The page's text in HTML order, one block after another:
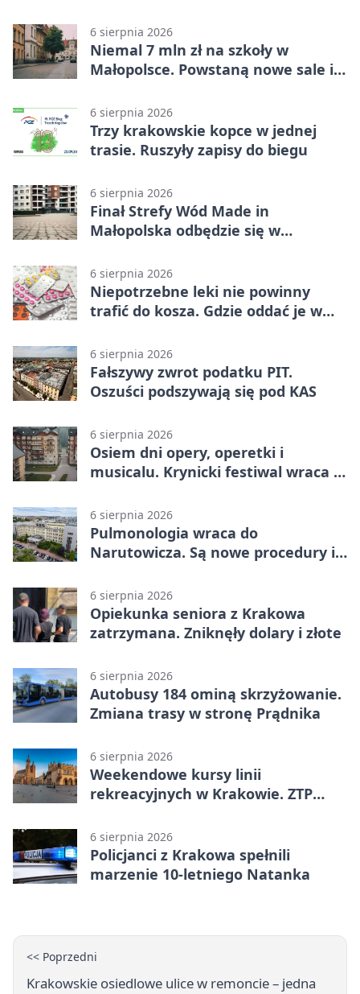
6 sierpnia 2026
Niemal 7 mln zł na szkoły w
Małopolsce. Powstaną nowe sale i
6 sierpnia 2026
Trzy krakowskie kopce w jednej
trasie. Ruszyły zapisy do biegu
6 sierpnia 2026
Finał Strefy Wód Made in
Małopolska odbędzie się w
6 sierpnia 2026
Niepotrzebne leki nie powinny
trafić do kosza. Gdzie oddać je w
6 sierpnia 2026
Fałszywy zwrot podatku PIT.
Oszuści podszywają się pod KAS
6 sierpnia 2026
Osiem dni opery, operetki i
musicalu. Krynicki festiwal wraca z
6 sierpnia 2026
Pulmonologia wraca do
Narutowicza. Są nowe procedury i
6 sierpnia 2026
Opiekunka seniora z Krakowa
zatrzymana. Zniknęły dolary i złote
6 sierpnia 2026
Autobusy 184 ominą skrzyżowanie.
Zmiana trasy w stronę Prądnika
6 sierpnia 2026
Weekendowe kursy linii
rekreacyjnych w Krakowie. ZTP
6 sierpnia 2026
Policjanci z Krakowa spełnili
marzenie 10-letniego Natanka
<< Poprzedni
Krakowskie osiedlowe ulice w remoncie – jedna